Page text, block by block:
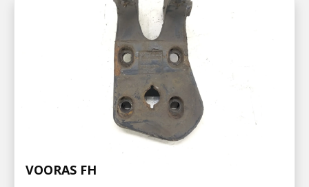
STEUN V STABILISATOR EN LUCHTBALG
VOORAS FH